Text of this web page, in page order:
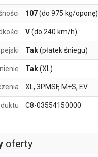
oferty
107(do 975 kg/oponę)
V(do 240 km/h)
Tak(płatek śniegu)
Tak(XL)
XL, 3PMSF, M+S, EV
C8-03554150000